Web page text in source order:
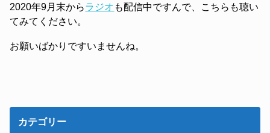
2020年9月末からラジオ も配信中ですんで、こちらも聴い
てみてください。
お願いばかりですいませんね。
カテゴリー